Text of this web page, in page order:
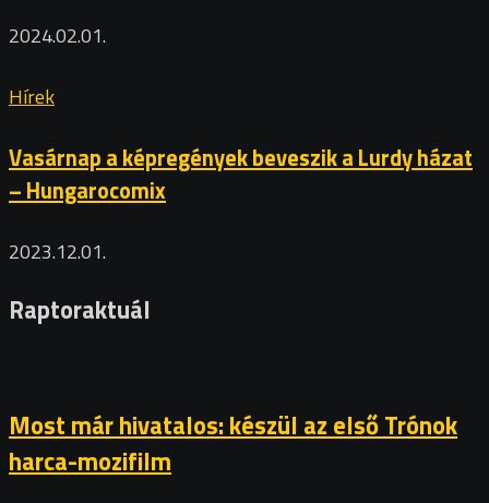
2024.02.01.
Hírek
Vasárnap a képregények beveszik a Lurdy házat
– Hungarocomix
2023.12.01.
Raptoraktuál
Most már hivatalos: készül az első Trónok
harca-mozifilm